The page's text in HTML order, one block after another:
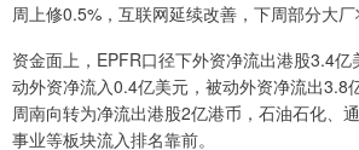
周上修0.5%，互联网延续改善，下周部分大厂
资金面上，EPFR口径下外资净流出港股3.4
动外资净流入0.4亿美元，被动外资净流出3.8
周南向转为净流出港股2亿港币，石油石化、
事业等板块流入排名靠前。